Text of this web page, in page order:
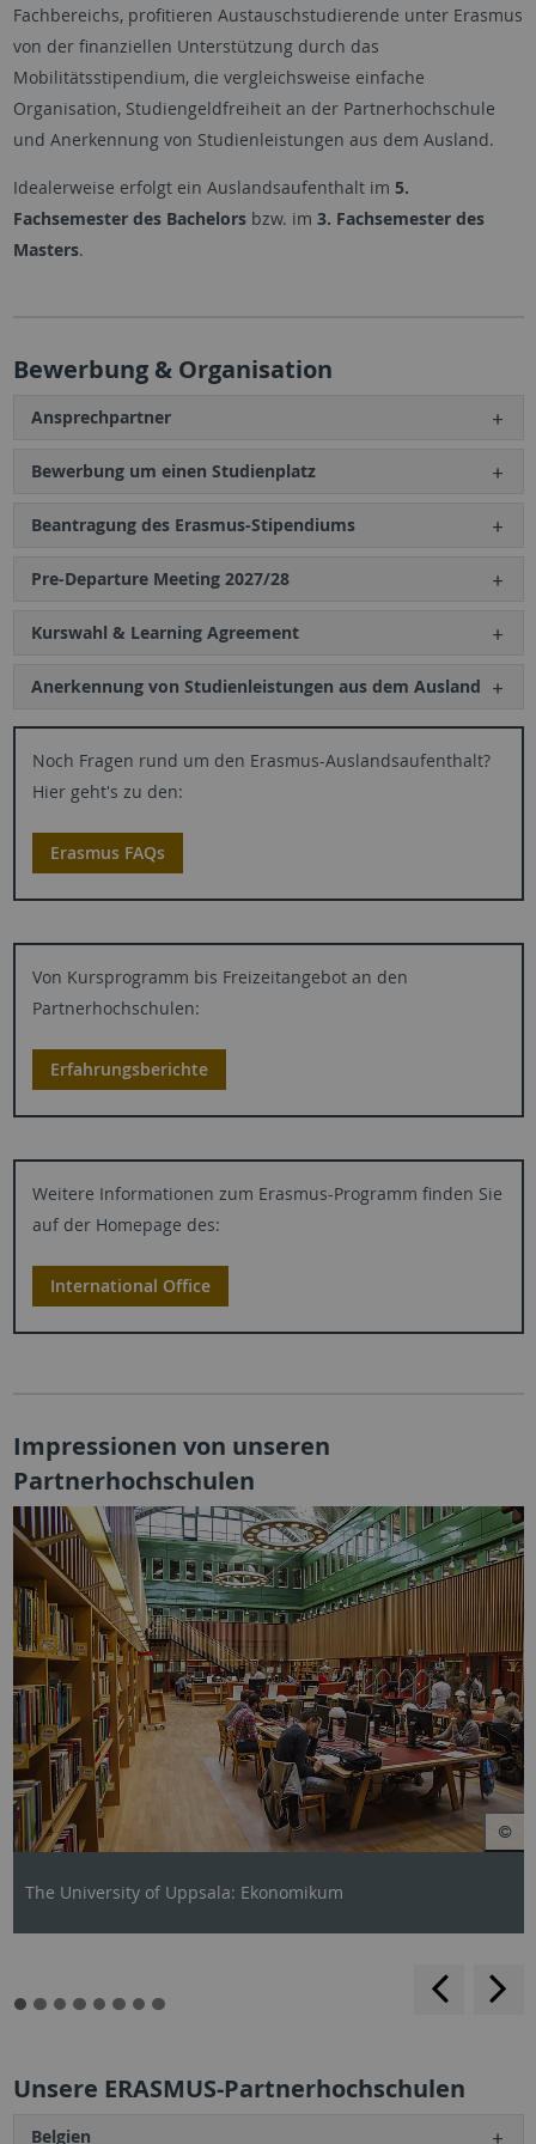
Fachbereichs, profitieren Austauschstudierende unter Erasmus
von der finanziellen Unterstützung durch das
Mobilitätsstipendium, die vergleichsweise einfache
Organisation, Studiengeldfreiheit an der Partnerhochschule
und Anerkennung von Studienleistungen aus dem Ausland.
Idealerweise erfolgt ein Auslandsaufenthalt im 5.
Fachsemester des Bachelorsbzw. im 3. Fachsemester des
Masters.
Bewerbung & Organisation
Ansprechpartner
Bewerbung um einen Studienplatz
Beantragung des Erasmus-Stipendiums
Pre-Departure Meeting 2027/28
Kurswahl & Learning Agreement
Anerkennung von Studienleistungen aus dem Ausland
Noch Fragen rund um den Erasmus-Auslandsaufenthalt?
Hier geht's zu den:
Erasmus FAQs
Von Kursprogramm bis Freizeitangebot an den
Partnerhochschulen:
Erfahrungsberichte
Weitere Informationen zum Erasmus-Programm finden Sie
auf der Homepage des:
International Office
Impressionen von unseren
Partnerhochschulen
The University of Uppsala: Ekonomikum
Unsere ERASMUS-Partnerhochschulen
Belgien